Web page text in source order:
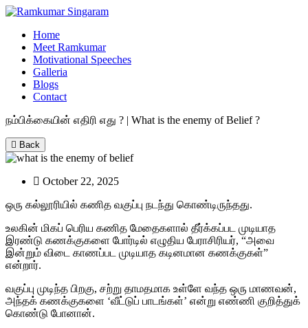
Home
Meet Ramkumar
Motivational Speeches
Galleria
Blogs
Contact
நம்பிக்கையின் எதிரி எது ? | What is the enemy of Belief ?
Back
October 22, 2025
ஒரு கல்லூரியில் கணித வகுப்பு நடந்து கொண்டிருந்தது.
உலகின் மிகப் பெரிய கணித மேதைகளால் தீர்க்கப்பட முடியாத
இரண்டு கணக்குகளை போர்டில் எழுதிய பேராசிரியர், “அவை
இன்றும் விடை காணப்பட முடியாத கடினமான கணக்குகள்”
என்றார்.
வகுப்பு முடிந்த பிறகு, சற்று தாமதமாக உள்ளே வந்த ஒரு மாணவன்,
அந்தக் கணக்குகளை ‘வீட்டுப் பாடங்கள்’ என்று எண்ணி குறித்துக்
கொண்டு போனான்.